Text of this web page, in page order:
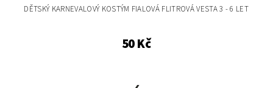
DĚTSKÝ KARNEVALOVÝ KOSTÝM FIALOVÁ FLITROVÁ VESTA 3 - 6 LET
50 Kč